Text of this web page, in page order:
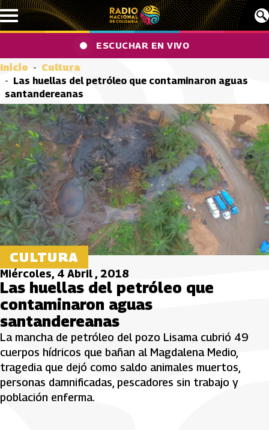
Pasar al contenido principal
ESCUCHAR EN VIVO
Inicio
Cultura
Las huellas del petróleo que contaminaron aguas
santandereanas
CULTURA
Miércoles, 4 Abril , 2018
Las huellas del petróleo que
contaminaron aguas
santandereanas
La mancha de petróleo del pozo Lisama cubrió 49
cuerpos hídricos que bañan al Magdalena Medio,
tragedia que dejó como saldo animales muertos,
personas damnificadas, pescadores sin trabajo y
población enferma.